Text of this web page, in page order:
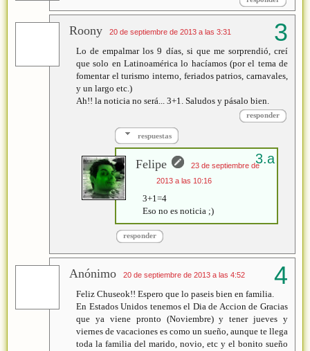
Roony 20 de septiembre de 2013 a las 3:31
Lo de empalmar los 9 días, si que me sorprendió, creí
que solo en Latinoamérica lo hacíamos (por el tema de
fomentar el turismo interno, feriados patrios, carnavales,
y un largo etc.)
Ah!! la noticia no será... 3+1. Saludos y pásalo bien.
responder
respuestas
Felipe
23 de septiembre de
2013 a las 10:16
3+1=4
Eso no es noticia ;)
responder
Anónimo 20 de septiembre de 2013 a las 4:52
Feliz Chuseok!! Espero que lo paseis bien en familia.
En Estados Unidos tenemos el Dia de Accion de Gracias
que ya viene pronto (Noviembre) y tener jueves y
viernes de vacaciones es como un sueño, aunque te llega
toda la familia del marido, novio, etc y el bonito sueño